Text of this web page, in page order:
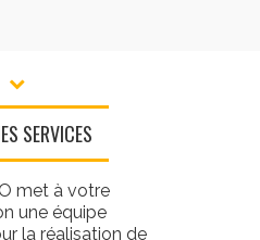
SERVICES
met à votre
une équipe
la réalisation de